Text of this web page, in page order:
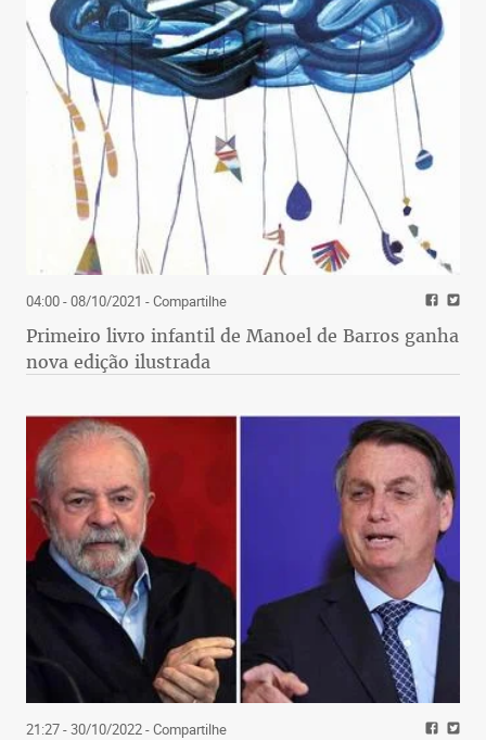
04:00 - 08/10/2021 - Compartilhe
Primeiro livro infantil de Manoel de Barros ganha
nova edição ilustrada
21:27 - 30/10/2022- Compartilhe